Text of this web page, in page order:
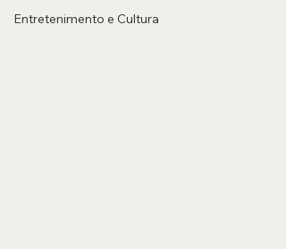
Entretenimento e Cultura